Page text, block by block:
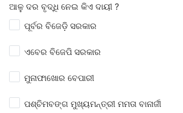
ଆଳୁ ଦର ବୃଦ୍ଧି ନେଇ କିଏ ଦାୟୀ ?
ପୂର୍ବର ବିଜେଡ଼ି ସରକାର
ଏବେର ବିଜେପି ସରକାର
ମୁନାଫାଖୋର ବେପାରୀ
ପଶ୍ଚିମବଙ୍ଗ ମୁଖ୍ୟମନ୍ତ୍ରୀ ମମତା ବାନାର୍ଜୀ